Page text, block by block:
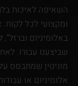
השאיפה לאיכות
ומקצועי לכל
באלומיניום
שביצענו עבורו.
מוניטין שמתבסס
אלומיניום או